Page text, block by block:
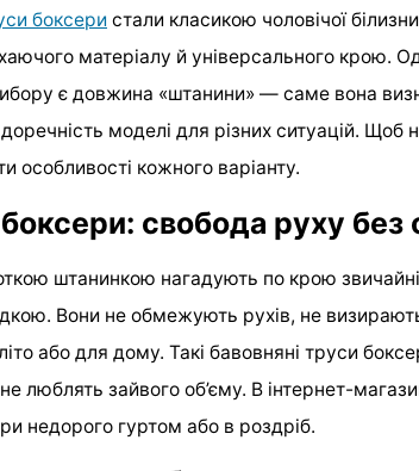
боксери стали класикою чоловічої
матеріалу й універсального крою.
є довжина «штанини» — саме вона
моделі для різних ситуацій.
особливості кожного варіанту.
боксери: свобода руху
штанинкою нагадують по крою звичайні
Вони не обмежують рухів, не
або для дому. Такі бавовняні труси
не люблять зайвого об’єму. В інтернет-
недорого гуртом або в роздріб.